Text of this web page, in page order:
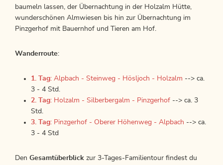
baumeln lassen, der Übernachtung in der Holzalm Hütte,
wunderschönen Almwiesen bis hin zur Übernachtung im
Pinzgerhof mit Bauernhof und Tieren am Hof.
Wanderroute:
1. Tag: Alpbach - Steinweg - Hösljoch - Holzalm --> ca.
3 - 4 Std.
2. Tag: Holzalm - Silberbergalm - Pinzgerhof --> ca. 3
Std.
3. Tag: Pinzgerhof - Oberer Höhenweg - Alpbach --> ca.
3 - 4 Std
Den Gesamtüberblick zur 3-Tages-Familientour findest du